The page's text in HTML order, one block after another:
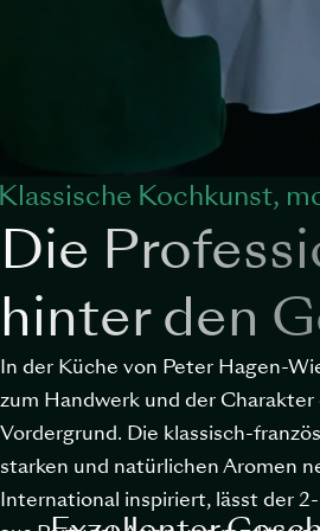
Kochkunst,
Die
hinter den
In der Küche von Peter Hagen-
zum Handwerk und der
Vordergrund. Die klassisch-
starken und natürlichen Aromen
International inspiriert, lässt der